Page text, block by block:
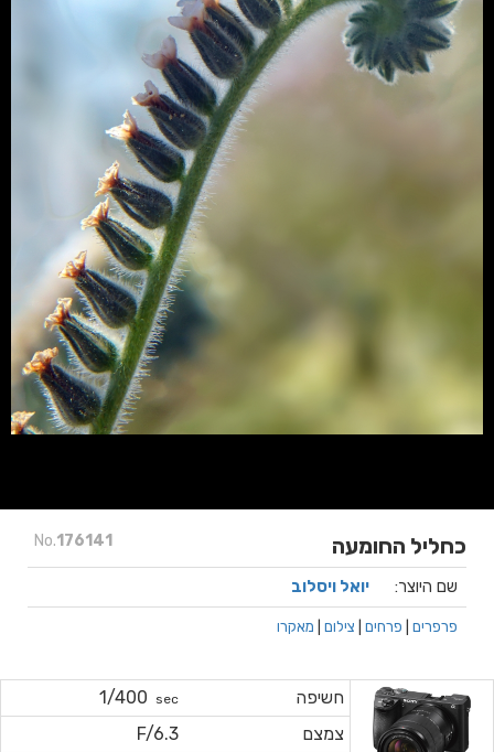
No.176141 כחליל החומעה
שם היוצר: יואל ויסלוב
פרפרים פרחים צילום מאקרו
חשיפה sec
1/400
צמצם
F/6.3